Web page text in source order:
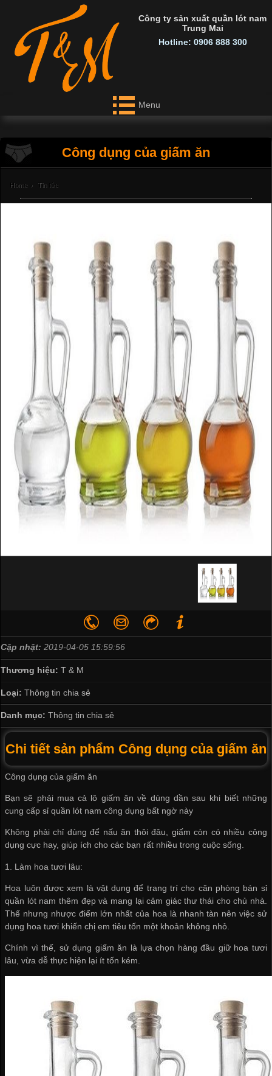
Công ty sản xuất quần lót nam
Trung Mai
Hotline: 0906 888 300
Menu
Công dụng của giấm ăn
Home › Tin tức
Cập nhật: 2019-04-05 15:59:56
Thương hiệu: T & M
Loại: Thông tin chia sẻ
Danh mục: Thông tin chia sẻ
Chi tiết sản phẩm Công dụng của giấm ăn
Công dụng của giấm ăn
Bạn sẽ phải mua cả lô giấm ăn về dùng dần sau khi biết những
cung cấp sỉ quần lót nam công dụng bất ngờ này
Không phải chỉ dùng để nấu ăn thôi đâu, giấm còn có nhiều công
dụng cực hay, giúp ích cho các bạn rất nhiều trong cuộc sống.
1. Làm hoa tươi lâu:
Hoa luôn được xem là vật dụng để trang trí cho căn phòng bán sỉ
quần lót nam thêm đẹp và mang lại cảm giác thư thái cho chủ nhà.
Thế nhưng nhược điểm lớn nhất của hoa là nhanh tàn nên việc sử
dụng hoa tươi khiến chị em tiêu tốn một khoản không nhỏ.
Chính vì thế, sử dụng giấm ăn là lựa chọn hàng đầu giữ hoa tươi
lâu, vừa dễ thực hiện lại ít tốn kém.